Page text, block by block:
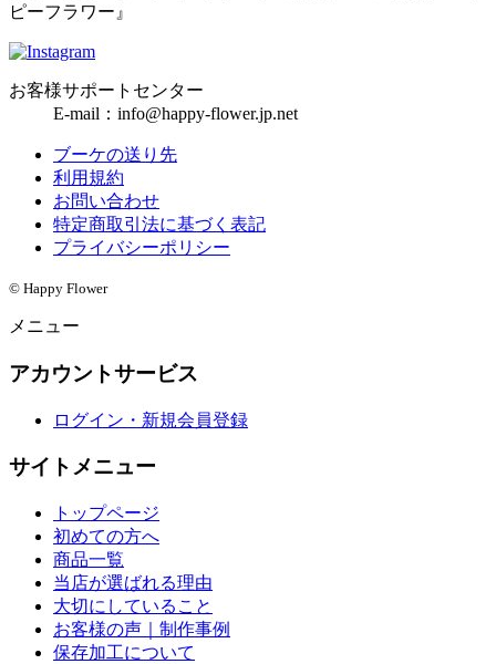
ピーフラワー』
お客様サポートセンター
E-mail：info@happy-flower.jp.net
ブーケの送り先
利用規約
お問い合わせ
特定商取引法に基づく表記
プライバシーポリシー
© Happy Flower
メニュー
アカウントサービス
ログイン・新規会員登録
サイトメニュー
トップページ
初めての方へ
商品一覧
当店が選ばれる理由
大切にしていること
お客様の声｜制作事例
保存加工について